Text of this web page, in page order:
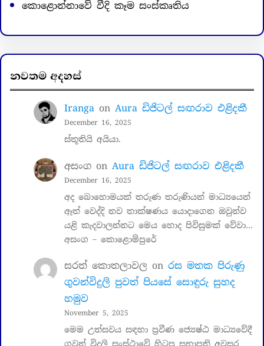
කොළොන්නාවේ වීදි කෑම සංස්කෘතිය
නවතම අදහස්
Iranga on Aura ඩිජිටල් සඟරාව එළිදකී
December 16, 2025
ස්තූතියි අයියා.
අසංග on Aura ඩිජිටල් සඟරාව එළිදකී
December 16, 2025
අද බොහොමයක් තරුණ තරුණියන් මාධ්‍යයෙන්
ඈත් වෙද්දි නව තාක්ෂණය යොදාගෙන ඔවුන්ව
යළි කැදවාලන්නට මෙය හොද පිවිසුමක් වේවා…
අසංග – කොළොම්පුරේ
සරත් කොතලාවල on රස මතක පිරුණු
ගුවන්විදුලි පුවත් පියසේ සොඳුරු සුහද
හමුව
November 5, 2025
මෙම උත්සවය සඳහා ප්‍රවීණ ජ්‍යෙෂ්ඨ මාධ්‍යවේදී
ගුවන් විදුලි සංස්ථාවේ හිටපු සභාපති අවසර